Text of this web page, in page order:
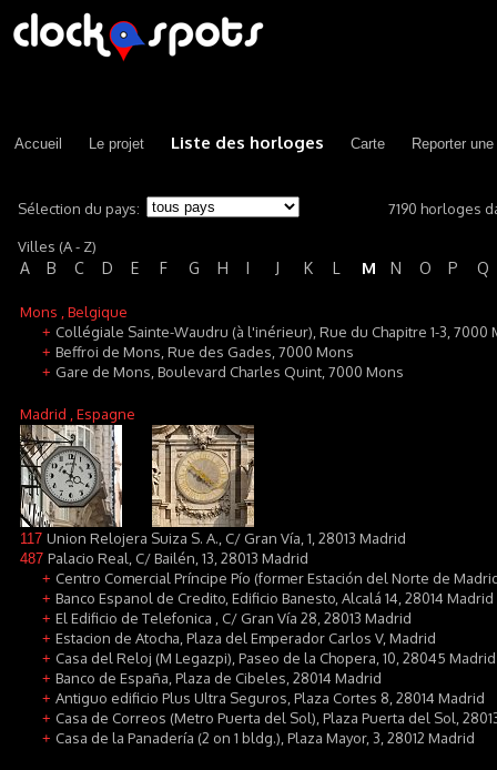
Accueil Le projet Liste des horloges Carte Reporter
Sélection du pays: 7190 horloges
Villes (A - Z)
A B C D E F G H I J K L M N O P Q
Mons , Belgique
+ Collégiale Sainte-Waudru (à l'inérieur), Rue du Chapitre 1-3, 7000
+ Beffroi de Mons, Rue des Gades, 7000 Mons
+ Gare de Mons, Boulevard Charles Quint, 7000 Mons
Madrid , Espagne
117 Union Relojera Suiza S. A., C/ Gran Vía, 1, 28013 Madrid
487 Palacio Real, C/ Bailén, 13, 28013 Madrid
+ Centro Comercial Príncipe Pío (former Estación del Norte de
+ Banco Espanol de Credito, Edificio Banesto, Alcalá 14, 28014 Madrid
+ El Edificio de Telefonica , C/ Gran Vía 28, 28013 Madrid
+ Estacion de Atocha, Plaza del Emperador Carlos V, Madrid
+ Casa del Reloj (M Legazpi), Paseo de la Chopera, 10, 28045 Madrid
+ Banco de España, Plaza de Cibeles, 28014 Madrid
+ Antiguo edificio Plus Ultra Seguros, Plaza Cortes 8, 28014 Madrid
+ Casa de Correos (Metro Puerta del Sol), Plaza Puerta del Sol,
+ Casa de la Panadería (2 on 1 bldg.), Plaza Mayor, 3, 28012 Madrid